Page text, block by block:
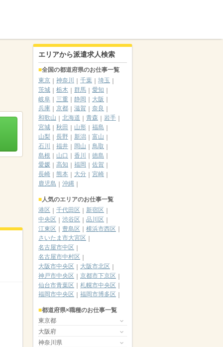
エリアから派遣求人検索
全国の都道府県のお仕事一覧
東京
神奈川 千葉
埼玉
茨城
栃木 群馬
愛知
岐阜
三重 静岡
大阪
兵庫
京都 滋賀
奈良
和歌山
北海道 青森
岩手
宮城
秋田 山形
福島
山梨
長野 新潟
富山
石川
福井 岡山
鳥取
島根
山口 香川
徳島
愛媛
高知 福岡
佐賀
長崎
熊本 大分
宮崎
鹿児島
沖縄
人気のエリアのお仕事一覧
港区
千代田区
新宿区
中央区
渋谷区
品川区
江東区
豊島区
横浜市西区
さいたま市大宮区
名古屋市中区
名古屋市中村区
大阪市中央区
大阪市北区
神戸市中央区
京都市下京区
仙台市青葉区
札幌市中央区
福岡市中央区
福岡市博多区
都道府県×職種のお仕事一覧
東京都
大阪府
神奈川県